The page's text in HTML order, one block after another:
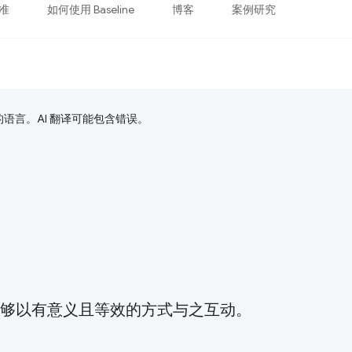
如何使用 Baseline 博客 案例研究
言。AI 翻译可能包含错误。
以有意义且等效的方式与之互动。